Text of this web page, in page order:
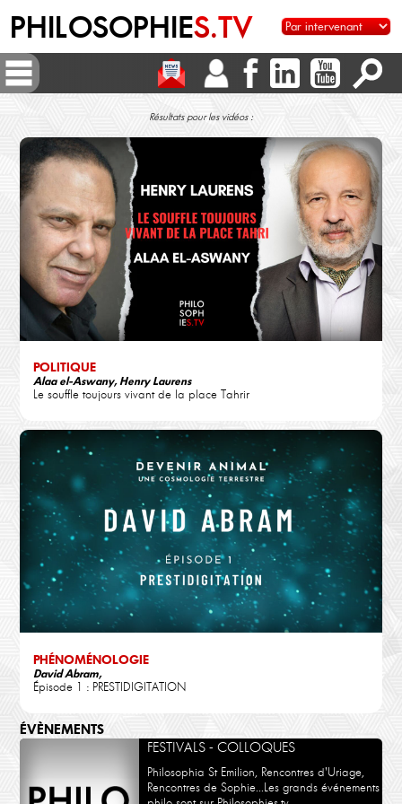
PHILOSOPHIES.TV
Résultats pour les vidéos :
POLITIQUE
Alaa el-Aswany, Henry Laurens
Le souffle toujours vivant de la place Tahrir
PHÉNOMÉNOLOGIE
David Abram,
Épisode 1 : PRESTIDIGITATION
ÉVÈNEMENTS
FESTIVALS - COLLOQUES
Philosophia St Emilion, Rencontres d'Uriage,
Rencontres de Sophie...Les grands événements